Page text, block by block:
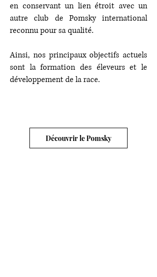
Découvrir le Pomsky
en conservant un lien étroit avec un
autre club de Pomsky international
reconnu pour sa qualité.
Ainsi, nos principaux objectifs actuels
sont la formation des éleveurs et le
développement de la race.